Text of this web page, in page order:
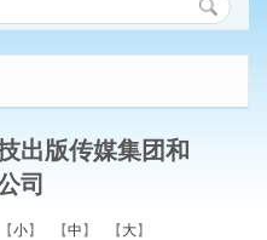
出版传媒集团和
司
【小】 【中】 【大】